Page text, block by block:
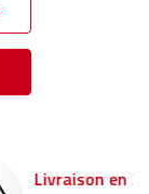
Livraison en 24h